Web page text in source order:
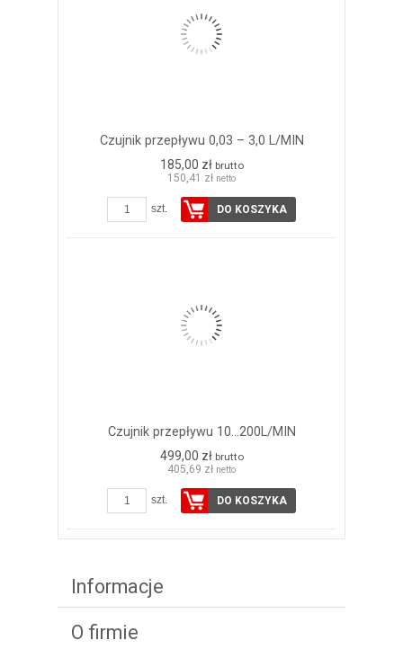
Czujnik przepływu 0,03 – 3,0 L/MIN
185,00 zł brutto
150,41 zł netto
szt. DO KOSZYKA
Czujnik przepływu 10...200L/MIN
499,00 zł brutto
405,69 zł netto
szt. DO KOSZYKA
Informacje
O firmie